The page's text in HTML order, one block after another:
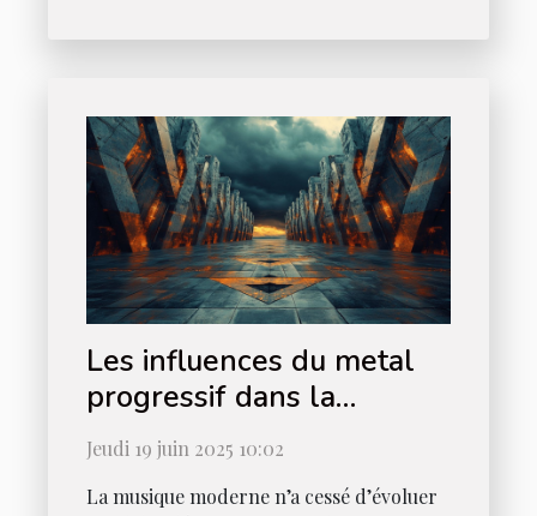
Les influences du metal
progressif dans la
musique moderne
Jeudi 19 juin 2025 10:02
La musique moderne n’a cessé d’évoluer